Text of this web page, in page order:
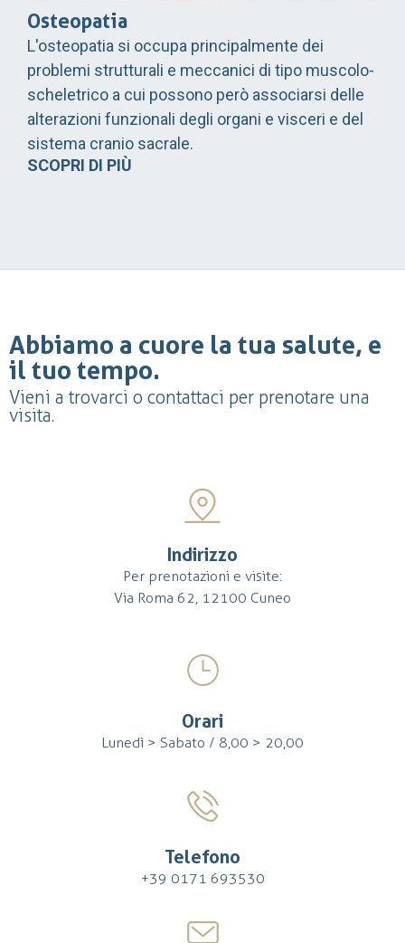
Osteopatia
L'osteopatia si occupa principalmente dei
problemi strutturali e meccanici di tipo muscolo-
scheletrico a cui possono però associarsi delle
alterazioni funzionali degli organi e visceri e del
sistema cranio sacrale.
SCOPRI DI PIÙ
Abbiamo a cuore la tua salute, e
il tuo tempo.
Vieni a trovarci o contattaci per prenotare una
visita.
Indirizzo
Per prenotazioni e visite:
Via Roma 62, 12100 Cuneo
Orari
Lunedì > Sabato / 8,00 > 20,00
Telefono
+39 0171 693530